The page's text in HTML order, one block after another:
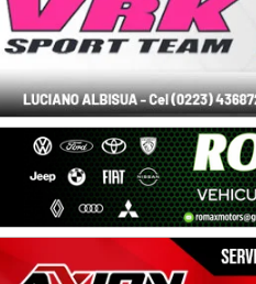
KDO - F6
Trenque Lauquen (Buenos Aires)
ENTRERRIANO - F6 (POSTERGADA)
Parque de la Velocidad (Asfalto)
Villaguay (Entre Ríos)
VICTORIENSE - F7
El Cerro (Tierra)
Victoria (Entre Ríos)